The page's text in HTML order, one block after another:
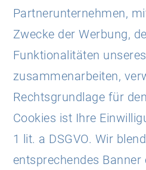
Partnerunternehmen,
Zwecke der Werbung,
Funktionalitäten
zusammenarbeiten,
Rechtsgrundlage für
Cookies ist Ihre
1 lit. a DSGVO. Wir
entsprechendes